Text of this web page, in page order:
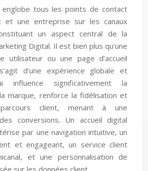
englobe tous les points de contact
et une entreprise sur les canaux
un aspect central de la
Digital. Il est bien plus qu’une
utilisateur ou une page d’accueil
d’une expérience globale et
influence significativement la
marque, renforce la fidélisation et
client, menant à une
conversions. Un accueil digital
par une navigation intuitive, un
et engageant, un service client
et une personnalisation de
sur les données client.